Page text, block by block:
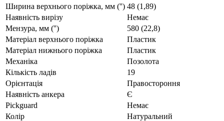
Ширина верхнього поріжка, мм ('') 48 (1,89)
Наявність вирізу
Немає
Мензура, мм ('')
580 (22,8)
Матеріал верхнього поріжка
Пластик
Матеріал нижнього поріжка
Пластик
Механіка
Позолота
Кількість ладів
19
Орієнтація
Правостороння
Наявність анкера
Є
Pickguard
Немає
Колір
Натуральний